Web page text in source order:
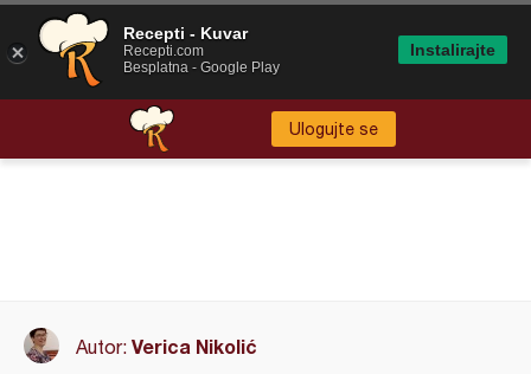
Ulogujte se
Autor: Verica Nikolić
Recepti - Kuvar
Recepti.com
Besplatna - Google Play
Instalirajte